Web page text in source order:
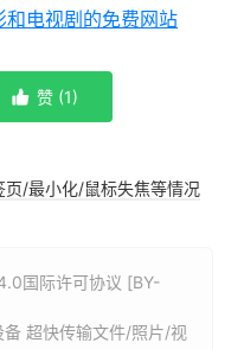
电视剧的免费网站
 赞 (1)
页/最小化/鼠标失焦等情况
国际许可协议 [BY-
超快传输文件/照片/视